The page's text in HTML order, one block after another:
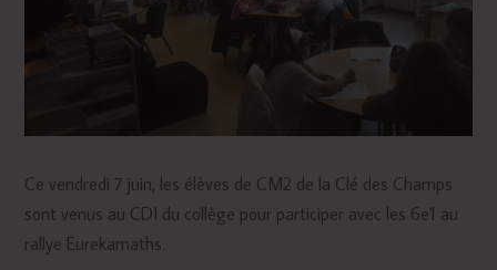
Ce vendredi 7 juin, les élèves de CM2 de la Clé des Champs
sont venus au CDI du collège pour participer avec les 6e1 au
rallye Eurekamaths.